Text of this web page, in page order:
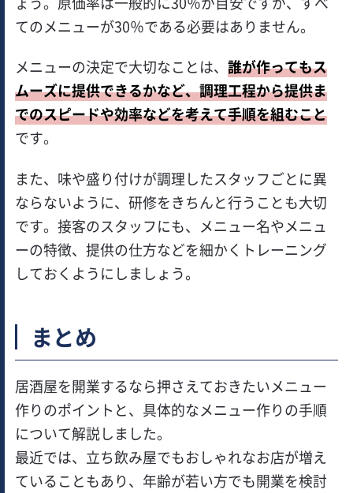
てのメニューが30％である必要はありません。
メニューの決定で大切なことは、誰が作ってもス
ムーズに提供できるかなど、調理工程から提供ま
でのスピードや効率などを考えて手順を組むこと
です。
また、味や盛り付けが調理したスタッフごとに異
ならないように、研修をきちんと行うことも大切
です。接客のスタッフにも、メニュー名やメニュ
ーの特徴、提供の仕方などを細かくトレーニング
しておくようにしましょう。
まとめ
居酒屋を開業するなら押さえておきたいメニュー
作りのポイントと、具体的なメニュー作りの手順
について解説しました。
最近では、立ち飲み屋でもおしゃれなお店が増え
ていることもあり、年齢が若い方でも開業を検討